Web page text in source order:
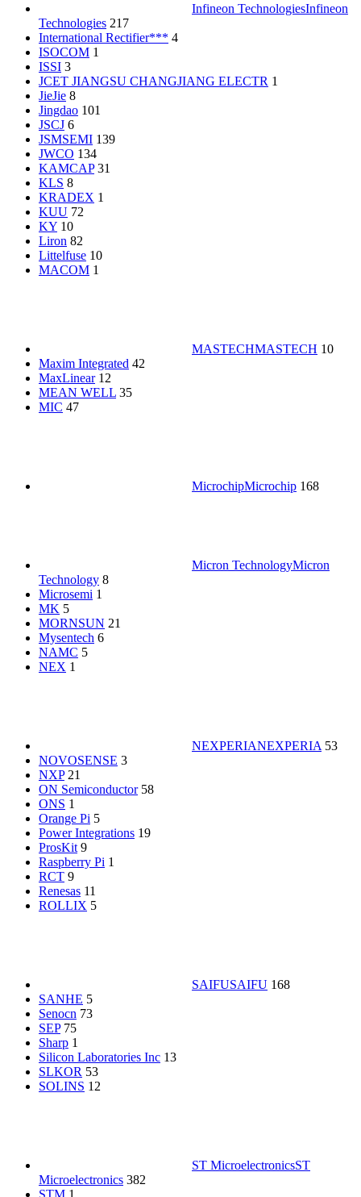
Infineon TechnologiesInfineon
Technologies 217
International Rectifier*** 4
ISOCOM 1
ISSI 3
JCET JIANGSU CHANGJIANG ELECTR 1
JieJie 8
Jingdao 101
JSCJ 6
JSMSEMI 139
JWCO 134
KAMCAP 31
KLS 8
KRADEX 1
KUU 72
KY 10
Liron 82
Littelfuse 10
MACOM 1
MASTECHMASTECH 10
Maxim Integrated 42
MaxLinear 12
MEAN WELL 35
MIC 47
MicrochipMicrochip 168
Micron TechnologyMicron
Technology 8
Microsemi 1
MK 5
MORNSUN 21
Mysentech 6
NAMC 5
NEX 1
NEXPERIANEXPERIA 53
NOVOSENSE 3
NXP 21
ON Semiconductor 58
ONS 1
Orange Pi 5
Power Integrations 19
ProsKit 9
Raspberry Pi 1
RCT 9
Renesas 11
ROLLIX 5
SAIFUSAIFU 168
SANHE 5
Senocn 73
SEP 75
Sharp 1
Silicon Laboratories Inc 13
SLKOR 53
SOLINS 12
ST MicroelectronicsST
Microelectronics 382
STM 1